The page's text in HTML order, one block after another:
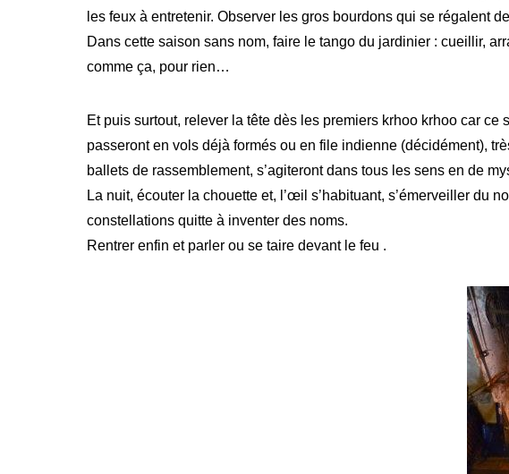
les feux à entretenir. Observer les gros bourdons qui se régalent
Dans cette saison sans nom, faire le tango du jardinier : cueillir,
comme ça, pour rien…
Et puis surtout, relever la tête dès les premiers krhoo krhoo car
passeront en vols déjà formés ou en file indienne (décidément),
ballets de rassemblement, s’agiteront dans tous les sens en de
La nuit, écouter la chouette et, l’œil s’habituant, s’émerveiller du
constellations quitte à inventer des noms.
Rentrer enfin et parler ou se taire devant le feu .